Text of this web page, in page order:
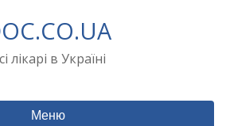
лікарі в Україні
Меню